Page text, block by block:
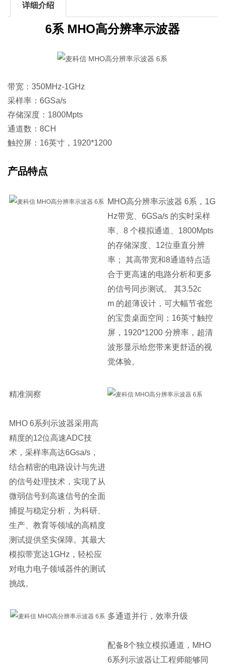
详细介绍
6系 MHO高分辨率示波器
带宽：350MHz-1GHz
采样率：6GSa/s
存储深度：1800Mpts
通道数：8CH
触控屏：16英寸，1920*1200
产品特点
MHO高分辨率示波器 6系，1G
Hz带宽、6GSa/s 的实时采样
率、8 个模拟通道、1800Mpts
的存储深度、12位垂直分辨
率； 其高带宽和8通道特点适
合于更高速的电路分析和更多
的信号同步测试。 其3.52c
m 的超薄设计，可大幅节省您
的宝贵桌面空间；16英寸触控
屏，1920*1200 分辨率，超清
波形显示给您带来更舒适的视
觉体验。
精准洞察
MHO 6系列示波器采用高
精度的12位高速ADC技
术，采样率高达6Gsa/s，
结合精密的电路设计与先进
的信号处理技术，实现了从
微弱信号到高速信号的全面
捕捉与稳定分析，为科研、
生产、教育等领域的高精度
测试提供坚实保障。其最大
模拟带宽达1GHz，轻松应
对电力电子领域器件的测试
挑战。
多通道并行，效率升级
配备8个独立模拟通道，MHO
6系列示波器让工程师能够同